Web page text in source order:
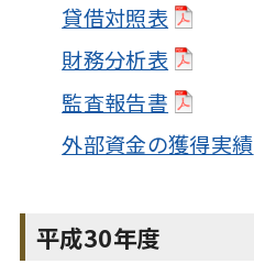
貸借対照表
財務分析表
監査報告書
外部資金の獲得実績
平成30年度